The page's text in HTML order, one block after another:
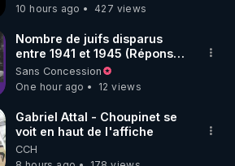
10 hours ago
427 views
Nombre de juifs disparus
entre 1941 et 1945 (Réponse
à mes accusateurs)
Sans Concession
One hour ago
12 views
Gabriel Attal - Choupinet se
voit en haut de l'affiche
CCH